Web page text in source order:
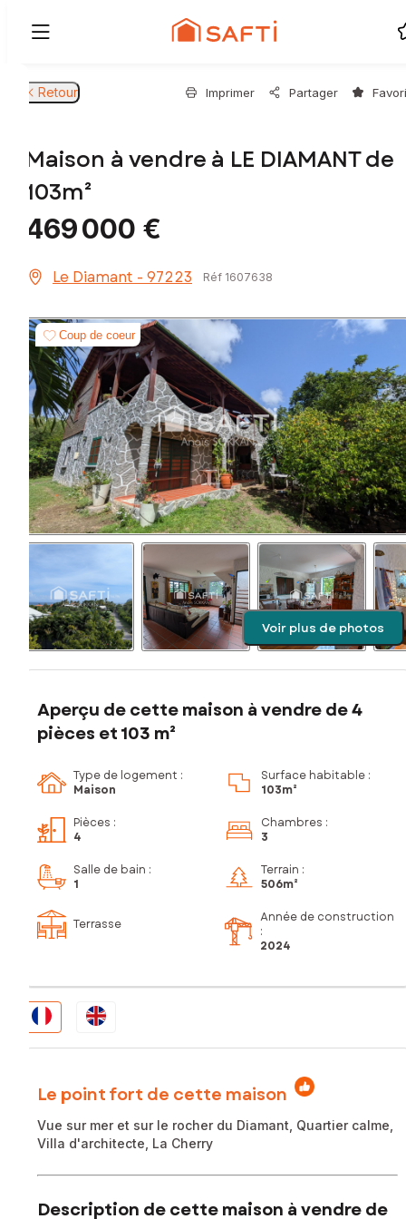
Retour Imprimer Partager
Maison à vendre à LE DIAMANT de
103m²
469 000 €
Le Diamant - 97223 Réf 1607638
Coup de coeur
Voir plus de photos
Aperçu de cette maison à vendre de 4
pièces et 103 m²
Type de logement :
Maison
Surface habitable :
103m²
Pièces :
4
Chambres :
3
Salle de bain :
1
Terrain :
506m²
Terrasse
Année de construction
:
2024
Le point fort de cette maison
Vue sur mer et sur le rocher du Diamant, Quartier calme,
Villa d'architecte, La Cherry
Description de cette maison à vendre de